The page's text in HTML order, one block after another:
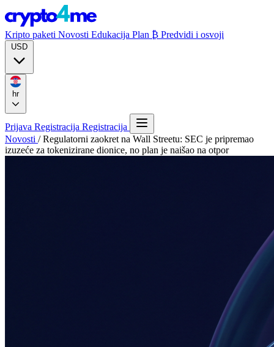
Kripto paketi Novosti Edukacija Plan ₿ Predvidi i osvoji
hr
Prijava Registracija Registracija
Novosti / Regulatorni zaokret na Wall Streetu: SEC je pripremao
izuzeće za tokenizirane dionice, no plan je naišao na otpor